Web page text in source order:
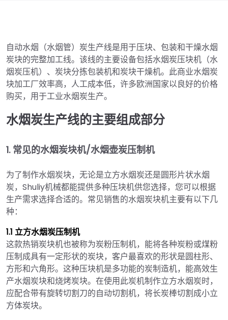
自动水烟（水烟管）炭生产线是用于压块、包装和干燥水烟
炭块的完整加工线。该线的主要设备包括水烟炭压块机（水
烟炭压机）、炭块分拣包装机和炭块干燥机。此商业水烟炭
块加工厂效率高，人工成本低，许多欧洲国家以良好的价格
购买，用于工业水烟炭生产。
水烟炭生产线的主要组成部分
1. 常见的水烟炭块机/水烟壶炭压制机
为了制作水烟炭块，无论是立方水烟炭还是圆形片状水烟
炭，Shuliy机械都能提供多种压块机供您选择，您可以根据
生产需求选择合适的。常见销售的水烟炭块机主要有以下几
种：
1.1 立方水烟炭压制机
这款热销炭块机也被称为炭粉压制机，能将各种炭粉或煤粉
压制成具有一定形状的炭块，客户最喜欢的形状是圆柱形、
方形和六角形。这种压块机是多功能的炭制造机，能高效生
产水烟炭块和烧烤炭块。在使用此炭机制作立方水烟炭时，
应配合带有旋转切割刀的自动切割机，将长炭棒切割成小立
方体炭块。